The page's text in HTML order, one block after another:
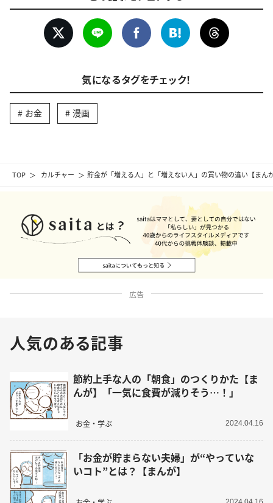
TOP カルチャー 貯金が「増える人」と「増えない人」の買い物の違い【まん
気になるタグをチェック！
お金 漫画
広告
人気のある記事
節約上手な人の「朝食」のつくりかた【ま
んが】「一気に食費が減りそう…！」
お金・学ぶ 2024.04.16
「お金が貯まらない夫婦」が“やっていな
いコト”とは？【まんが】